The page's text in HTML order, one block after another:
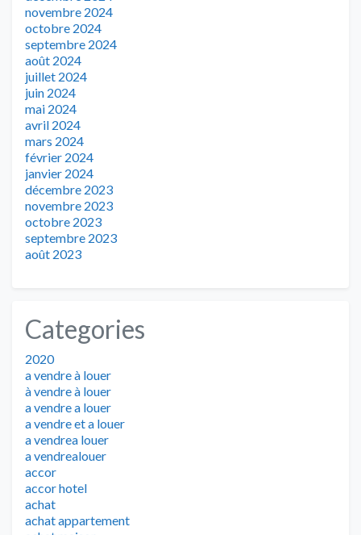
novembre 2024
octobre 2024
septembre 2024
août 2024
juillet 2024
juin 2024
mai 2024
avril 2024
mars 2024
février 2024
janvier 2024
décembre 2023
novembre 2023
octobre 2023
septembre 2023
août 2023
Categories
2020
a vendre à louer
à vendre à louer
a vendre a louer
a vendre et a louer
a vendrea louer
a vendrealouer
accor
accor hotel
achat
achat appartement